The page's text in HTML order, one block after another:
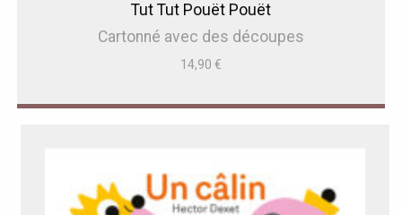
Tut Tut Pouët Pouët
Cartonné avec des découpes
14,90 €